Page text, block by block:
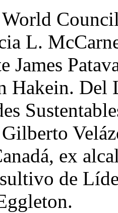
L.
James
Hakein. Del
ex
de